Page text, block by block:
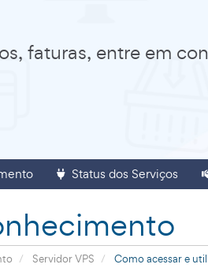
faturas, entre em
Status dos Serviços
Servidor VPS Como acessar e